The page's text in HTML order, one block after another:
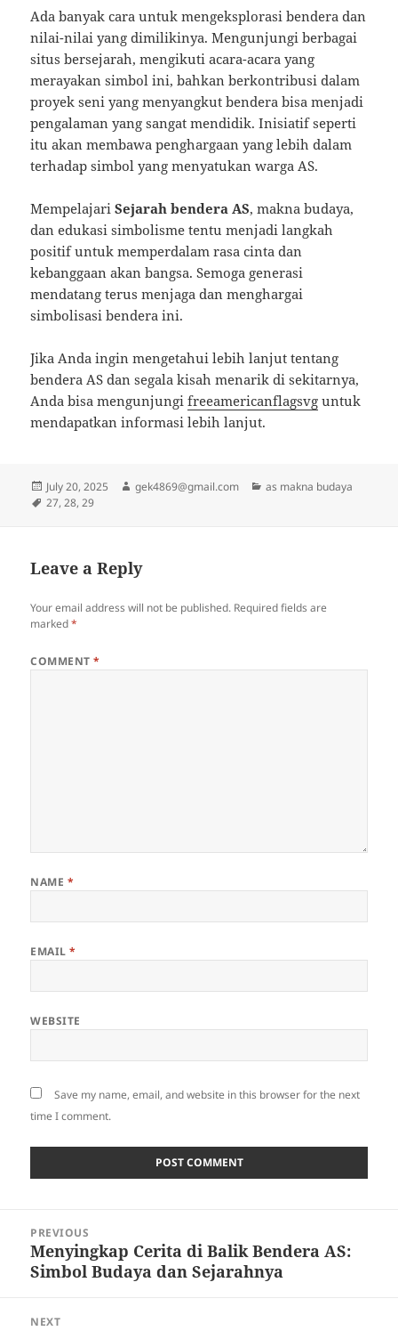
Ada banyak cara untuk mengeksplorasi bendera dan
nilai-nilai yang dimilikinya. Mengunjungi berbagai
situs bersejarah, mengikuti acara-acara yang
merayakan simbol ini, bahkan berkontribusi dalam
proyek seni yang menyangkut bendera bisa menjadi
pengalaman yang sangat mendidik. Inisiatif seperti
itu akan membawa penghargaan yang lebih dalam
terhadap simbol yang menyatukan warga AS.
MempelajariSejarah bendera AS, makna budaya,
dan edukasi simbolisme tentu menjadi langkah
positif untuk memperdalam rasa cinta dan
kebanggaan akan bangsa. Semoga generasi
mendatang terus menjaga dan menghargai
simbolisasi bendera ini.
Jika Anda ingin mengetahui lebih lanjut tentang
bendera AS dan segala kisah menarik di sekitarnya,
Anda bisa mengunjungifreeamericanflagsvg untuk
mendapatkan informasi lebih lanjut.
Posted
on
July 20, 2025 Author
gek4869@gmail.com Categories
as makna budaya
Tags
27,28,29
Leave a Reply
Your email address will not be published. Required fields are
marked*
COMMENT*
NAME *
EMAIL*
WEBSITE
Save my name, email, and website in this browser for the next
time I comment.
navigation
PREVIOUS
Previous
post:
Menyingkap Cerita di Balik Bendera AS:
Simbol Budaya dan Sejarahnya
NEXT